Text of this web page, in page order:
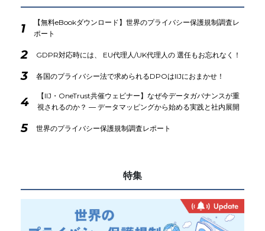
1
【無料eBookダウンロード】世界のプライバシー保護規制調査レ
ポート
2 GDPR対応時には、 EU代理人/UK代理人の 選任もお忘れなく！
3 各国のプライバシー法で求められるDPOはIIJにおまかせ！
4
【IIJ・OneTrust共催ウェビナー】なぜ今データガバナンスが重
視されるのか？ ― データマッピングから始める実践と社内展開
5 世界のプライバシー保護規制調査レポート
特集